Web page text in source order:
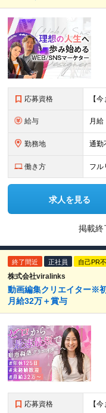
応募資格
給与
勤務地
働き方 フル
求人を見る
掲載終
終了間近 正社員 自己PR
株式会社viralinks
動画編集クリエイター※
月給32万＋賞与
応募資格